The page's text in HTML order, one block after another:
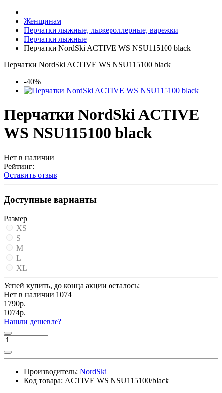
Женщинам
Перчатки лыжные, лыжероллерные, варежки
Перчатки лыжные
Перчатки NordSki ACTIVE WS NSU115100 black
Перчатки NordSki ACTIVE WS NSU115100 black
-40%
Перчатки NordSki ACTIVE
WS NSU115100 black
Нет в наличии
Рейтинг:
Оставить отзыв
Доступные варианты
Размер
XS
S
M
L
XL
Успей купить, до конца акции осталось:
Нет в наличии 1074
1790р.
1074р.
Нашли дешевле?
Производитель: NordSki
Код товара: ACTIVE WS NSU115100/black